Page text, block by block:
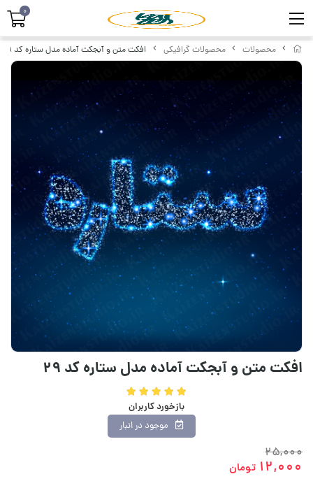
محصولات محصولات گرافیکی افکت متن و آبجکت آماده مدل ستاره کد ۲۹
افکت متن و آبجکت آماده مدل ستاره کد ۲۹
بازخورد کاربران
موجود در انبار
25,000
12,000 تومان
0